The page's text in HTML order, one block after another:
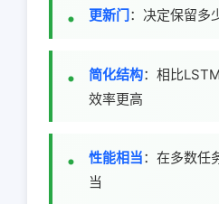
更新门：决定保留多
简化结构：相比
效率更高
性能相当：在多数任
当